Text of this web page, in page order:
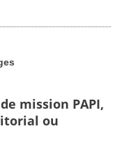
mission PAPI,
ou